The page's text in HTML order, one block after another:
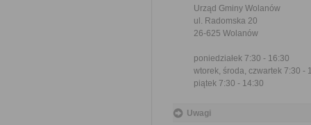
Urząd Gminy Wolanów
ul. Radomska 20
26-625 Wolanów
poniedziałek 7:30 - 16:30
wtorek, środa, czwartek 7:30 -
piątek 7:30 - 14:30
Uwagi